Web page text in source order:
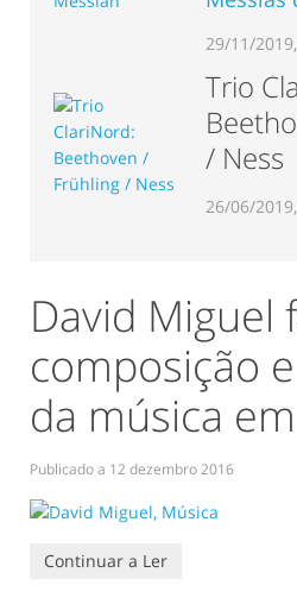
29/11/
Trio
/ Ness
26/06/
David Miguel
composição
da música
Publicado a 12 dezembro 2016
Continuar a Ler